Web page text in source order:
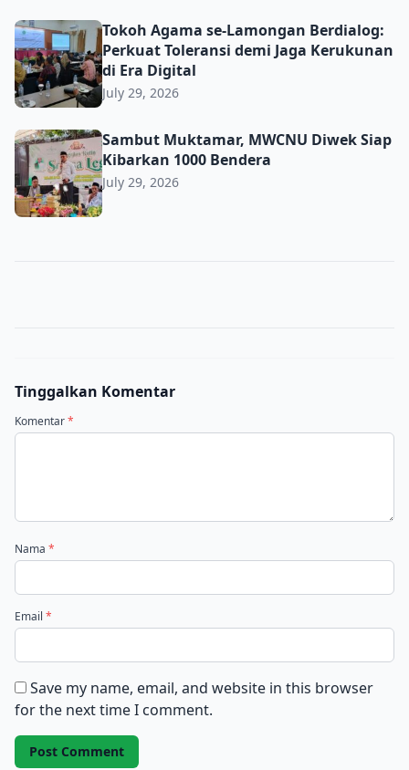
Tokoh Agama se-Lamongan Berdialog: Perkuat
Tokoh Agama se-Lamongan Berdialog:
Perkuat Toleransi demi Jaga Kerukunan
di Era Digital
July 29, 2026
Sambut Muktamar, MWCNU Diwek Siap Kibarkan 1000
Sambut Muktamar, MWCNU Diwek Siap
Kibarkan 1000 Bendera
July 29, 2026
Tinggalkan Komentar
Komentar*
Nama *
Email *
Save my name, email, and website in this browser
for the next time I comment.